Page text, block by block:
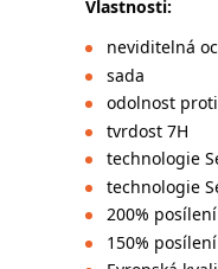
Vlastnosti:
neviditelná
sada
odolnost
tvrdost 7H
technologie
technologie
200%
150%